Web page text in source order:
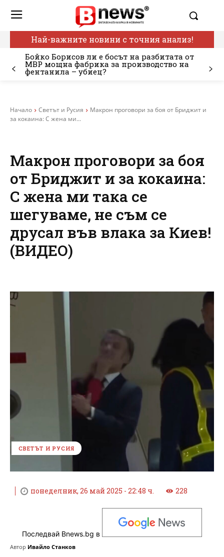
Най-важните новини с точния анализ!
Бойко Борисов ли е босът на разбитата от
МВР мощна фабрика за производство на
фентанила – убиец?
Начало Светът и Русия
Макрон проговори за боя от Бриджит и
за кокаина: С жена ми...
Макрон проговори за боя
от Бриджит и за кокаина:
С жена ми така се
шегуваме, не съм се
друсал във влака за Киев!
(ВИДЕО)
СВЕТЪТ И РУСИЯ
понеделник, 26 май 2025 - 22:48 ч. 228
Последвай Bnews.bg в
Автор Ивайло Станков